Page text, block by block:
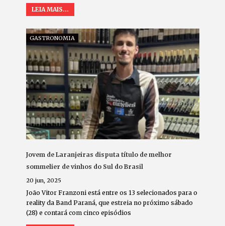
LEIA MAIS...
GASTRONOMIA
Jovem de Laranjeiras disputa título de melhor
sommelier de vinhos do Sul do Brasil
20 jun, 2025
João Vitor Franzoni está entre os 13 selecionados para o
reality da Band Paraná, que estreia no próximo sábado
(28) e contará com cinco episódios